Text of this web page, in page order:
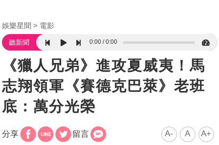
娛樂星聞 電影
聽新聞 0:00 0:00
《獵人兄弟》進攻夏威夷！馬
志翔領軍《賽德克巴萊》老班
底：萬分光榮
分享 留言 A- A A+